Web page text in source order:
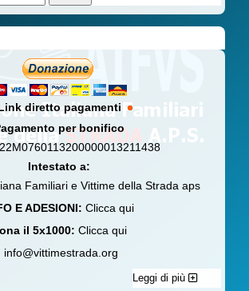
diretto pagamenti
per bonifico
Intestato a:
Familiari e Vittime della Strada aps
E ADESIONI: Clicca qui
il 5x1000: Clicca qui
info@vittimestrada.org
Leggi di più